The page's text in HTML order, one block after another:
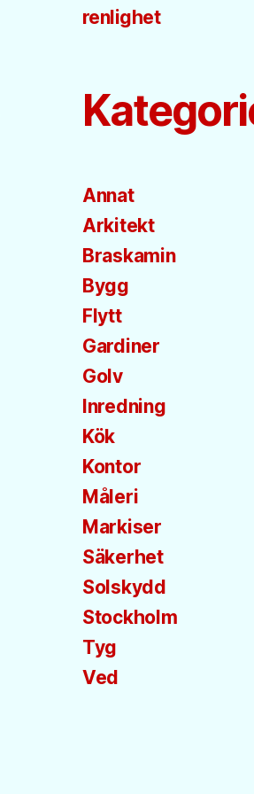
renlighet
Annat
Arkitekt
Braskamin
Bygg
Flytt
Gardiner
Golv
Inredning
Kök
Kontor
Måleri
Markiser
Säkerhet
Solskydd
Stockholm
Tyg
Ved